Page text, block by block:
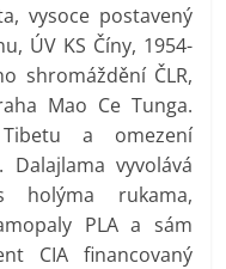
vysoce postavený
ÚV KS Číny, 1954-
shromáždění ČLR,
Mao Ce Tunga.
a omezení
Dalajlama vyvolává
holýma rukama,
PLA a sám
CIA financovaný